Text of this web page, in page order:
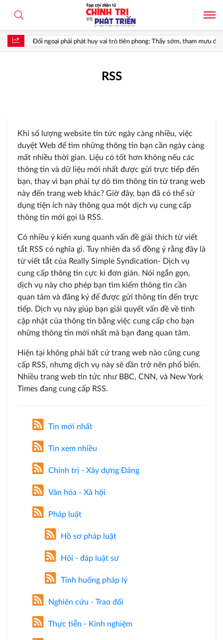
Đối ngoại phải phát huy vai trò tiên phong: Thấy sớm, tham mưu
RSS
Khi số lượng website tin tức ngày càng nhiều, việc
duyệt Web để tìm những thông tin bạn cần ngày càng
mất nhiều thời gian. Liệu có tốt hơn không nếu các
thông tin và dữ liệu mới nhất được gửi trực tiếp đến
bạn, thay vì bạn phải tự dò tìm thông tin từ trang web
này đến trang web khác? Giờ đây, bạn đã có thể sử
dụng tiện ích này thông qua một dịch vụ cung cấp
thông tin mới gọi là RSS.
Có nhiều ý kiến xung quanh vấn đề giải thích từ viết
tắt RSS có nghĩa gì. Tuy nhiên đa số đồng ý rằng đây là
từ viết tắt của Really Simple Syndication- Dịch vụ
cung cấp thông tin cực kì đơn giản. Nói ngắn gọn,
dịch vụ này cho phép bạn tìm kiếm thông tin cần
quan tâm và đăng ký để được gửi thông tin đến trực
tiếp. Dịch vụ này giúp bạn giải quyết vấn đề về tính
cập nhật của thông tin bằng việc cung cấp cho bạn
những thông tin mới nhất mà bạn đang quan tâm.
Hiện tại không phải bất cứ trang web nào cũng cung
cấp RSS, nhưng dịch vụ này sẽ dần trở nên phổ biến.
Nhiều trang web tin tức như BBC, CNN, và New York
Times đang cung cấp RSS.
Tin mới nhất
Tin xem nhiều
Chính trị - Xây dựng Đảng
Văn hóa - Xã hội
Pháp luật
Hồ sơ pháp luật
Hỏi - đáp luật sư
Tình huống pháp lý
Nghiên cứu - Trao đổi
Thực tiễn - Kinh nghiệm